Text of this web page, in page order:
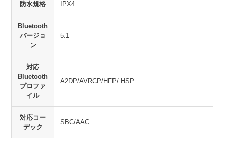
防水規格 IPX4
Bluetooth
バージョ
ン
5.1
対応
Bluetooth
プロファ
イル
A2DP/AVRCP/HFP/ HSP
対応コー
デック
SBC/AAC